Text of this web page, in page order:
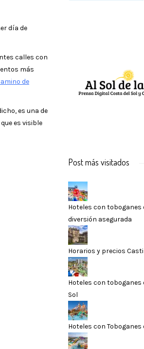
día de
calles con
más
de
es una de
es visible
Post más visitados
Hoteles con toboganes
diversión asegurada
Horarios y precios
Hoteles con toboganes
Sol
Hoteles con Toboganes